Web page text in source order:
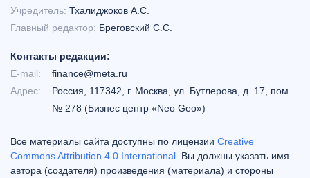
Учредитель: Тхалиджоков А.С.
Главный редактор: Бреговский С.С.
Контакты редакции:
E-mail:
finance@meta.ru
Адрес:
Россия, 117342, г. Москва, ул. Бутлерова, д. 17, пом.
№ 278 (Бизнес центр «Neo Geo»)
Все материалы сайта доступны по лицензии Creative
Commons Attribution 4.0 International . Вы должны указать имя
автора (создателя) произведения (материала) и стороны